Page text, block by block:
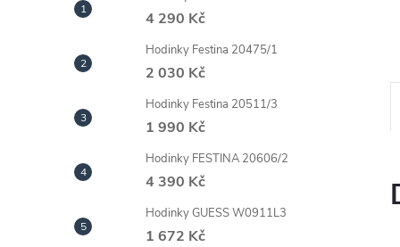
4 290 Kč
Hodinky Festina 20475/1
2 030 Kč
Hodinky Festina 20511/3
1 990 Kč
Hodinky FESTINA 20606/2
4 390 Kč
Hodinky GUESS W0911L3
1 672 Kč